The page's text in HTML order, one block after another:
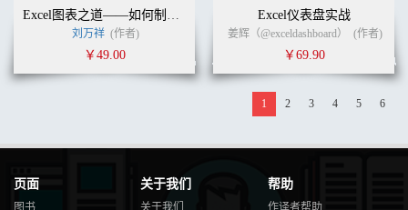
Excel图表之道——如何制作专业有效的商务图表（典藏版）
刘万祥 (作者)
￥49.00
Excel仪表盘实战
姜辉（@exceldashboard） (作者)
￥69.90
1 2 3 4 5 6
页面
图书
关于我们
关于我们
帮助
作译者帮助